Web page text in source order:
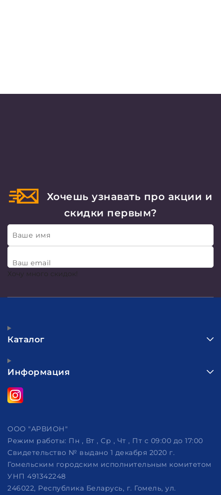
Хочешь узнавать про акции и
скидки первым?
Ваше имя
Ваш email
Хочу много скидок!
Каталог
Информация
ООО "АРВИОН"
Режим работы: Пн , Вт , Ср , Чт , Пт c 09:00 до 17:00
Свидетельство № выдано 1 декабря 2020 г.
Гомельским городским исполнительным комитетом
УНП 491342248
246022, Республика Беларусь, г. Гомель, ул.